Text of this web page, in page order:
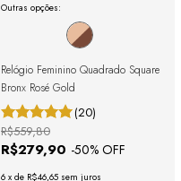
Outras opções:
Relógio Feminino Quadrado Square
Bronx Rosé Gold
(20)
R$279,90 -50% OFF
R$559,80
6 x de R$46,65 sem juros